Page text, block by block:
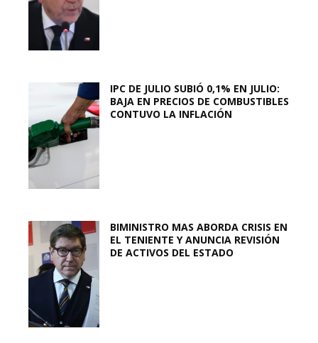
IPC DE JULIO SUBIÓ 0,1% EN JULIO:
BAJA EN PRECIOS DE COMBUSTIBLES
CONTUVO LA INFLACIÓN
BIMINISTRO MAS ABORDA CRISIS EN
EL TENIENTE Y ANUNCIA REVISIÓN
DE ACTIVOS DEL ESTADO